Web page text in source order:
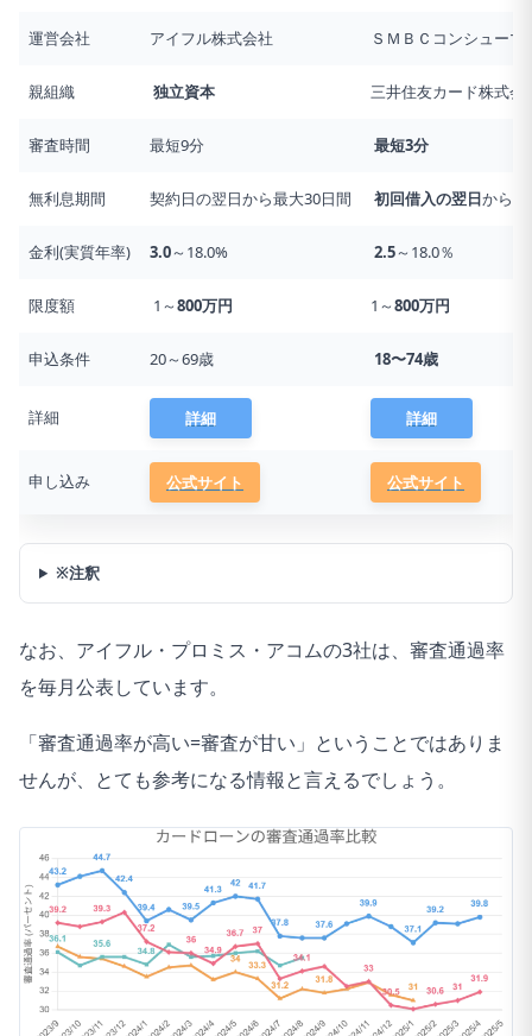
運営会社 アイフル株式会社 ＳＭＢＣコンシュー
親組織 独立資本 三井住友カード株式
審査時間 最短9分 最短3分
無利息期間 契約日の翌日から最大30日間 初回借入の翌日から
金利(実質年率) 3.0～18.0% 2.5～18.0％
限度額 1～800万円 1～800万円
申込条件 20～69歳 18〜74歳
詳細 詳細 詳細
申し込み 公式サイト 公式サイト
※注釈
なお、アイフル・プロミス・アコムの3社は、審査通過率
を毎月公表しています。
「審査通過率が高い=審査が甘い」ということではありま
せんが、とても参考になる情報と言えるでしょう。